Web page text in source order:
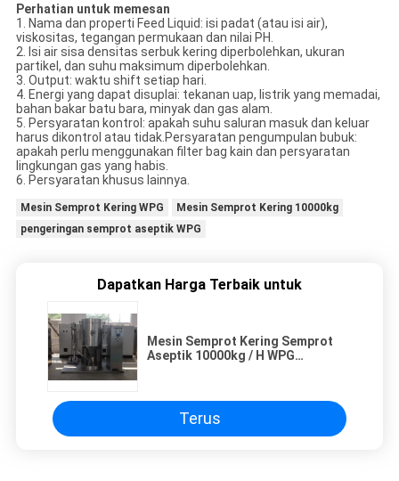
Perhatian untuk memesan
1. Nama dan properti Feed Liquid: isi padat (atau isi air),
viskositas, tegangan permukaan dan nilai PH.
2. Isi air sisa densitas serbuk kering diperbolehkan, ukuran
partikel, dan suhu maksimum diperbolehkan.
3. Output: waktu shift setiap hari.
4. Energi yang dapat disuplai: tekanan uap, listrik yang memadai,
bahan bakar batu bara, minyak dan gas alam.
5. Persyaratan kontrol: apakah suhu saluran masuk dan keluar
harus dikontrol atau tidak.Persyaratan pengumpulan bubuk:
apakah perlu menggunakan filter bag kain dan persyaratan
lingkungan gas yang habis.
6. Persyaratan khusus lainnya.
Mesin Semprot Kering WPG
Mesin Semprot Kering 10000kg
pengeringan semprot aseptik WPG
Dapatkan Harga Terbaik untuk
Mesin Semprot Kering Semprot
Aseptik 10000kg / H WPG
Terus